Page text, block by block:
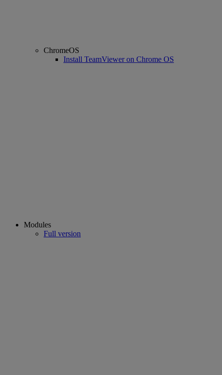
ChromeOS
Install TeamViewer on Chrome OS
Modules
Full version